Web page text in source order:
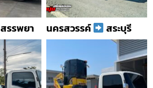
สรรพยา นครสวรรค์ สระบุรี